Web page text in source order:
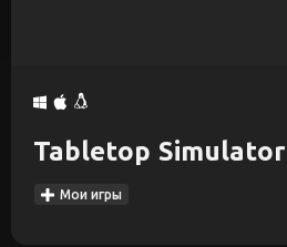
Tabletop Simulator
Мои игры